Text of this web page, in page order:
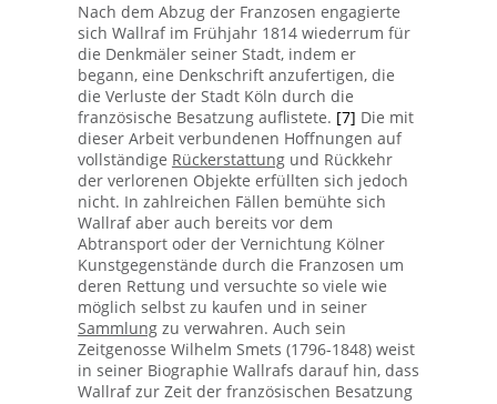
Nach dem Abzug der Franzosen engagierte
sich Wallraf im Frühjahr 1814 wiederrum für
die Denkmäler seiner Stadt, indem er
begann, eine Denkschrift anzufertigen, die
die Verluste der Stadt Köln durch die
französische Besatzung auflistete. [7] Die mit
dieser Arbeit verbundenen Hoffnungen auf
vollständige Rückerstattungund Rückkehr
der verlorenen Objekte erfüllten sich jedoch
nicht. In zahlreichen Fällen bemühte sich
Wallraf aber auch bereits vor dem
Abtransport oder der Vernichtung Kölner
Kunstgegenstände durch die Franzosen um
deren Rettung und versuchte so viele wie
möglich selbst zu kaufen und in seiner
Sammlungzu verwahren. Auch sein
Zeitgenosse Wilhelm Smets (1796-1848) weist
in seiner Biographie Wallrafs darauf hin, dass
Wallraf zur Zeit der französischen Besatzung